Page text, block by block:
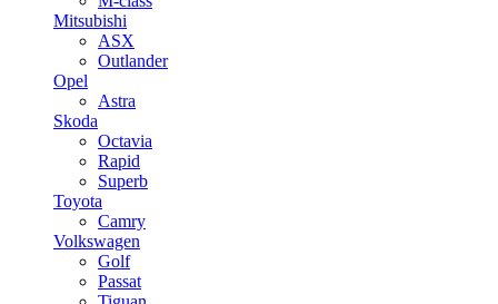
Mitsubishi
ASX
Outlander
Opel
Astra
Skoda
Octavia
Rapid
Superb
Toyota
Camry
Volkswagen
Golf
Passat